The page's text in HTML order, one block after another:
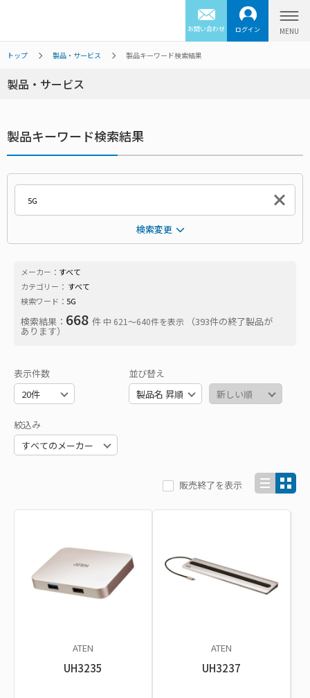
お問い合わせ ログイン
トップ 製品・サービス 製品キーワード検索結果
製品・サービス
製品キーワード検索結果
検索変更
メーカー： すべて
カテゴリー： すべて
検索ワード： 5G
検索結果： 668 件 中 621〜640件を表示 （393件の終了製品が
あります）
表示件数 並び替え
絞込み
販売終了を表示
ATEN
UH3235
ATEN
UH3237